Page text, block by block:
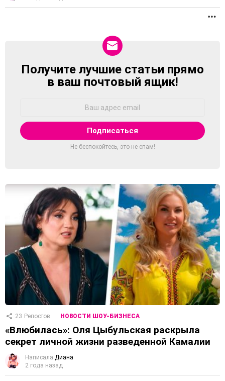
NEWSLETTER
Получите лучшие статьи прямо
в ваш почтовый ящик!
Не беспокойтесь, это не спам!
23 Репостов НОВОСТИ ШОУ-БИЗНЕСА
«Влюбилась»: Оля Цыбульская раскрыла
секрет личной жизни разведенной Камалии
Написала Диана
2 года назад